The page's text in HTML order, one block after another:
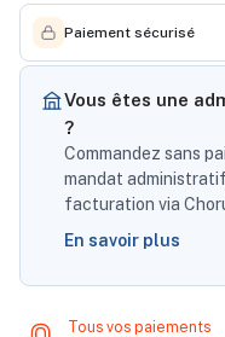
Paiement sécurisé
Vous êtes une
?
Commandez sans
mandat
facturation via
En savoir plus
Tous vos paiements